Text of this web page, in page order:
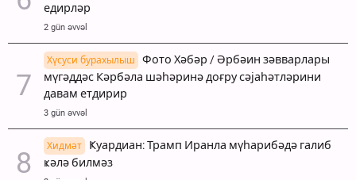
едирләр
2 gün əvvəl
Хүсуси бурахылыш
Фото Хәбәр / Әрбәин зәвварлары
мүгәддәс Кәрбәла шәһәринә доғру сәјаһәтләрини
давам етдирир
3 gün əvvəl
Хидмәт
Ҝуардиан: Трамп Иранла мүһарибәдә галиб
ҝәлә билмәз